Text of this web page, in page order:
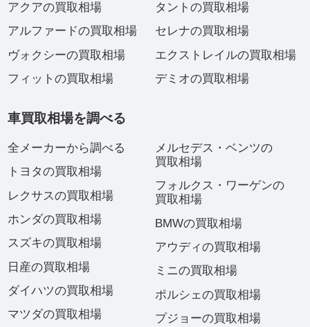
アクアの買取相場
アルファードの買取相場
ヴォクシーの買取相場
フィットの買取相場
タントの買取相場
セレナの買取相場
エクストレイルの買取相場
デミオの買取相場
車買取相場を調べる
全メーカーから調べる
トヨタの買取相場
レクサスの買取相場
ホンダの買取相場
スズキの買取相場
日産の買取相場
ダイハツの買取相場
マツダの買取相場
メルセデス・ベンツの
買取相場
フォルクス・ワーゲンの
買取相場
BMWの買取相場
アウディの買取相場
ミニの買取相場
ポルシェの買取相場
プジョーの買取相場